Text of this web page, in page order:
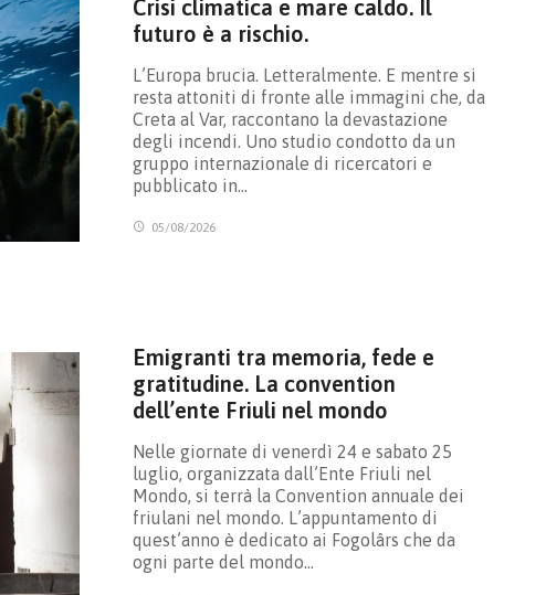
Crisi climatica e mare caldo. Il
futuro è a rischio.
L’Europa brucia. Letteralmente. E mentre si
resta attoniti di fronte alle immagini che, da
Creta al Var, raccontano la devastazione
degli incendi. Uno studio condotto da un
gruppo internazionale di ricercatori e
pubblicato in…
05/08/2026
Emigranti tra memoria, fede e
gratitudine. La convention
dell’ente Friuli nel mondo
Nelle giornate di venerdì 24 e sabato 25
luglio, organizzata dall’Ente Friuli nel
Mondo, si terrà la Convention annuale dei
friulani nel mondo. L’appuntamento di
quest’anno è dedicato ai Fogolârs che da
ogni parte del mondo…